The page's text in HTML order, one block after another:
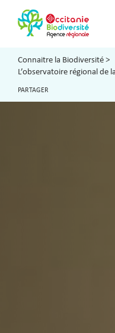
Connaitre la Biodiversité>
L’observatoire régional de
PARTAGER